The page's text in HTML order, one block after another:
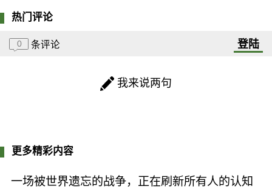
热门评论
0 条评论 登陆
我来说两句
更多精彩内容
一场被世界遗忘的战争，正在刷新所有人的认知